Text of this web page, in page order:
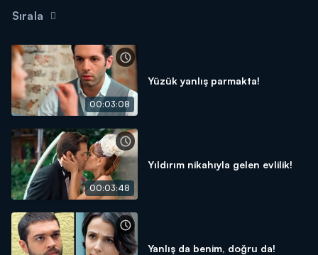
Sırala
00:03:08
Yüzük yanlış parmakta!
00:03:48
Yıldırım nikahıyla gelen evlilik!
Yanlış da benim, doğru da!